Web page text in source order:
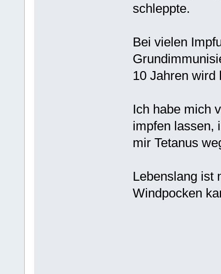
schleppte.
Bei vielen
10 Jahren wird
Ich habe mich
impfen lassen,
mir Tetanus
Lebenslang ist
Windpocken